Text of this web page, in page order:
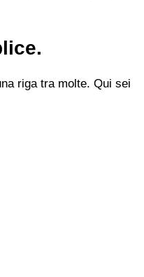
riga tra molte. Qui sei